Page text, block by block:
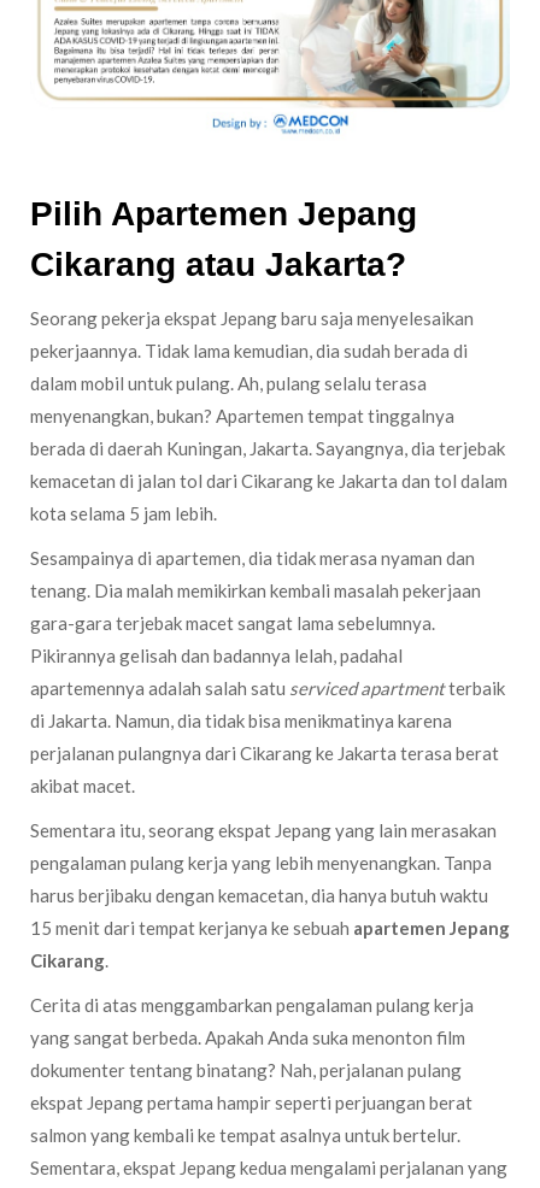
Pilih Apartemen Jepang
Cikarang atau Jakarta?
Seorang pekerja ekspat Jepang baru saja menyelesaikan
pekerjaannya. Tidak lama kemudian, dia sudah berada di
dalam mobil untuk pulang. Ah, pulang selalu terasa
menyenangkan, bukan? Apartemen tempat tinggalnya
berada di daerah Kuningan, Jakarta. Sayangnya, dia terjebak
kemacetan di jalan tol dari Cikarang ke Jakarta dan tol dalam
kota selama 5 jam lebih.
Sesampainya di apartemen, dia tidak merasa nyaman dan
tenang. Dia malah memikirkan kembali masalah pekerjaan
gara-gara terjebak macet sangat lama sebelumnya.
Pikirannya gelisah dan badannya lelah, padahal
apartemennya adalah salah satu serviced apartmentterbaik
di Jakarta. Namun, dia tidak bisa menikmatinya karena
perjalanan pulangnya dari Cikarang ke Jakarta terasa berat
akibat macet.
Sementara itu, seorang ekspat Jepang yang lain merasakan
pengalaman pulang kerja yang lebih menyenangkan. Tanpa
harus berjibaku dengan kemacetan, dia hanya butuh waktu
15 menit dari tempat kerjanya ke sebuah apartemen Jepang
Cikarang.
Cerita di atas menggambarkan pengalaman pulang kerja
yang sangat berbeda. Apakah Anda suka menonton film
dokumenter tentang binatang? Nah, perjalanan pulang
ekspat Jepang pertama hampir seperti perjuangan berat
salmon yang kembali ke tempat asalnya untuk bertelur.
Sementara, ekspat Jepang kedua mengalami perjalanan yang